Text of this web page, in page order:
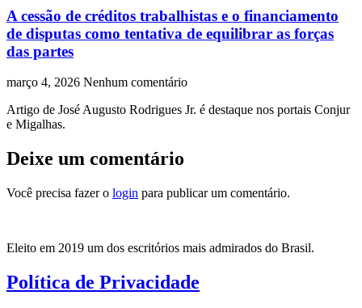
A cessão de créditos trabalhistas e o financiamento
de disputas como tentativa de equilibrar as forças
das partes
março 4, 2026 Nenhum comentário
Artigo de José Augusto Rodrigues Jr. é destaque nos portais Conjur
e Migalhas.
Deixe um comentário
Você precisa fazer o login para publicar um comentário.
Eleito em 2019 um dos escritórios mais admirados do Brasil.
Política de Privacidade